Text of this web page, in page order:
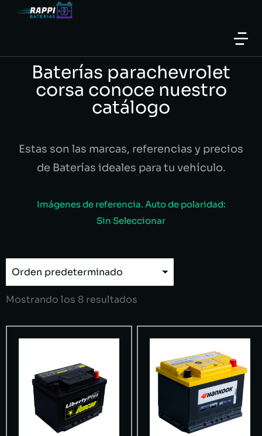
Baterías parachevrolet
corsa conoce nuestro
catálogo
Estas son las marcas, referencias y precios
de Baterías ideales para tu vehículo.
Imágenes de referencia. Auto de polaridad:
Sin Seleccionar
Mostrando los 8 resultados